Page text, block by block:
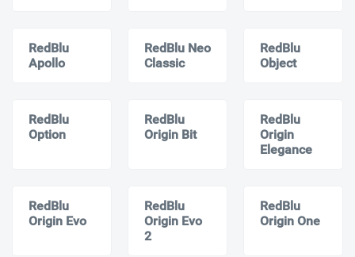
RedBlu
Apollo
RedBlu Neo
Classic
RedBlu
Object
RedBlu
Option
RedBlu
Origin Bit
RedBlu
Origin
Elegance
RedBlu
Origin Evo
RedBlu
Origin Evo
2
RedBlu
Origin One